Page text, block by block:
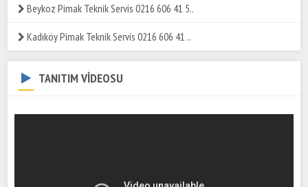
Beykoz Pimak Teknik Servis 0216 606 41 5..
Kadıköy Pimak Teknik Servis 0216 606 41 ..
TANITIM VİDEOSU